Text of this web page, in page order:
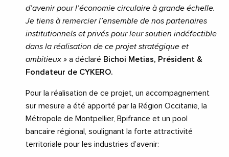
d’avenir pour l’économie circulaire à grande échelle.
Je tiens à remercier l’ensemble de nos partenaires
institutionnels et privés pour leur soutien indéfectible
dans la réalisation de ce projet stratégique et
ambitieux » a déclaré Bichoi Metias, Président &
Fondateur de CYKERO.
Pour la réalisation de ce projet, un accompagnement
sur mesure a été apporté par la Région Occitanie, la
Métropole de Montpellier, Bpifrance et un pool
bancaire régional, soulignant la forte attractivité
territoriale pour les industries d’avenir: